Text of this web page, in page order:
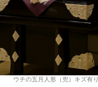
ウチの五月人形（兜）キズ有り